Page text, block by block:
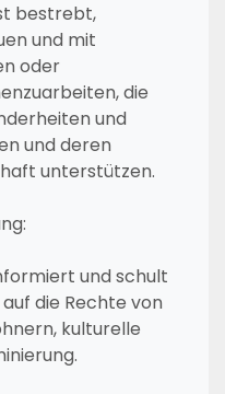
bestrebt,
und mit
oder
die
und
und deren
unterstützen.
und schult
die Rechte von
kulturelle